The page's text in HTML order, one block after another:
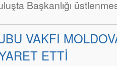
Başkanlığı
VAKFI
ETTİ